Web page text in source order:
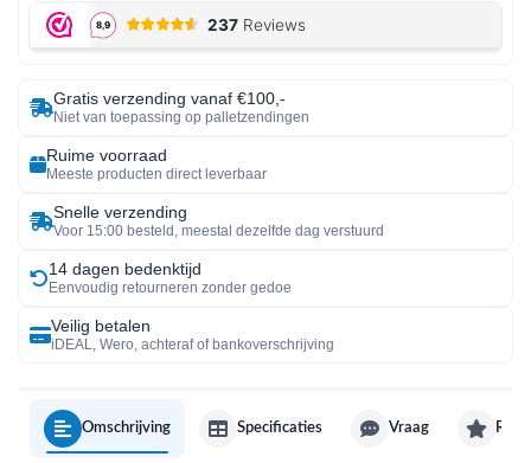
Gratis verzending vanaf €100,-
Niet van toepassing op palletzendingen
Ruime voorraad
Meeste producten direct leverbaar
Snelle verzending
Voor 15:00 besteld, meestal dezelfde dag verstuurd
14 dagen bedenktijd
Eenvoudig retourneren zonder gedoe
Veilig betalen
iDEAL, Wero, achteraf of bankoverschrijving
Omschrijving Specificaties Vraag